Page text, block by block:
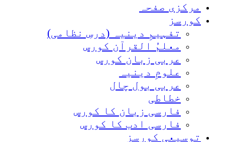
مرکزی صفحہ
کورسز
تفہیمِ دینیہ (درسِ نظامی)
معلمُ القرآن کورس
عربی زبان کورس
علومِ دینیہ
عربی بول چال
خطاطی
فارسی زبان کا کورس
فارسی ادب کا کورس
توسیعی کورسز